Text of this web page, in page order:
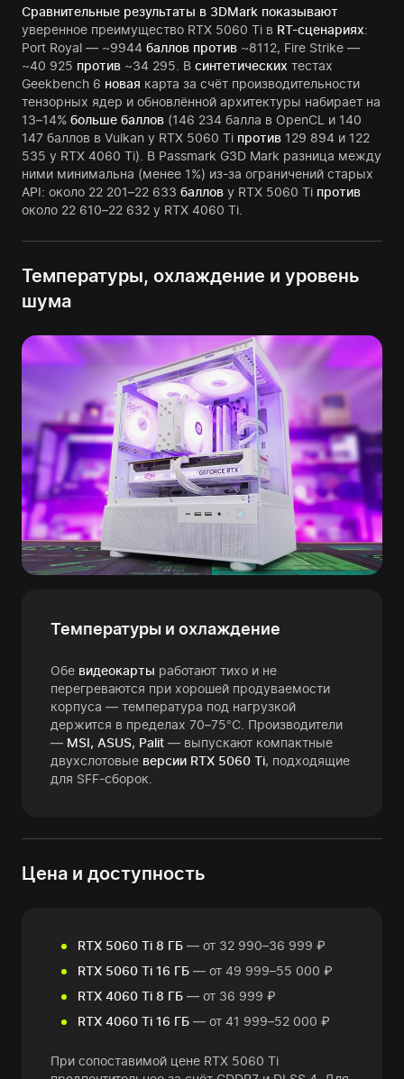
Сравнительные результаты в 3DMark показывают
уверенное преимущество RTX 5060 Ti в RT-сценариях:
Port Royal — ~9944 баллов против ~8112, Fire Strike —
~40 925 против ~34 295. В синтетических тестах
Geekbench 6 новая карта за счёт производительности
тензорных ядер и обновлённой архитектуры набирает на
13–14% больше баллов (146 234 балла в OpenCL и 140
147 баллов в Vulkan у RTX 5060 Ti против 129 894 и 122
535 у RTX 4060 Ti). В Passmark G3D Mark разница между
ними минимальна (менее 1%) из-за ограничений старых
API: около 22 201–22 633 баллов у RTX 5060 Ti против
около 22 610–22 632 у RTX 4060 Ti.
Температуры, охлаждение и уровень
шума
Температуры и охлаждение
Обе видеокарты работают тихо и не
перегреваются при хорошей продуваемости
корпуса — температура под нагрузкой
держится в пределах 70–75°C. Производители
— MSI, ASUS, Palit — выпускают компактные
двухслотовые версии RTX 5060 Ti, подходящие
для SFF-сборок.
Цена и доступность
RTX 5060 Ti 8 ГБ — от 32 990–36 999 ₽
RTX 5060 Ti 16 ГБ — от 49 999–55 000 ₽
RTX 4060 Ti 8 ГБ — от 36 999 ₽
RTX 4060 Ti 16 ГБ — от 41 999–52 000 ₽
При сопоставимой цене RTX 5060 Ti